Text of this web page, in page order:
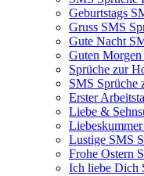
Geburtstags
Gruss SMS
Gute Nacht
Guten
Sprüche zur
SMS Sprüche
Erster
Liebe &
Lustige SMS
Frohe Ostern
Ich liebe Dich